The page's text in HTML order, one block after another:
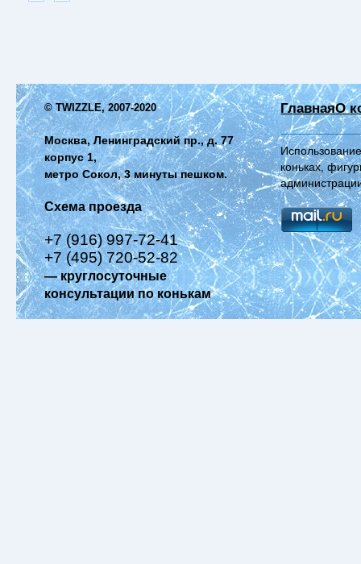
© TWIZZLE, 2007-2020
Москва, Ленинградский пр., д. 77
корпус 1,
метро Сокол, 3 минуты пешком.
Схема проезда
+7 (916) 997-72-41
+7 (495) 720-52-82
— круглосуточные
консультации по конькам
ГлавнаяО
коньках,